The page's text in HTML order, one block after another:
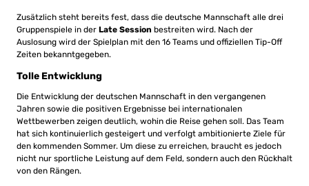
Zusätzlich steht bereits fest, dass die deutsche Mannschaft alle drei
Gruppenspiele in der Late Session bestreiten wird. Nach der
Auslosung wird der Spielplan mit den 16 Teams und offiziellen Tip-Off
Zeiten bekanntgegeben.
Tolle Entwicklung
Die Entwicklung der deutschen Mannschaft in den vergangenen
Jahren sowie die positiven Ergebnisse bei internationalen
Wettbewerben zeigen deutlich, wohin die Reise gehen soll. Das Team
hat sich kontinuierlich gesteigert und verfolgt ambitionierte Ziele für
den kommenden Sommer. Um diese zu erreichen, braucht es jedoch
nicht nur sportliche Leistung auf dem Feld, sondern auch den Rückhalt
von den Rängen.